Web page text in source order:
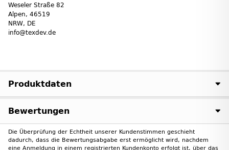
Weseler Straße 82
Alpen, 46519
NRW, DE
info@texdev.de
Produktdaten
Bewertungen
Die Überprüfung der Echtheit unserer Kundenstimmen geschieht
dadurch, dass die Bewertungsabgabe erst ermöglicht wird, nachdem
eine Anmeldung in einem registrierten Kundenkonto erfolgt ist, über das